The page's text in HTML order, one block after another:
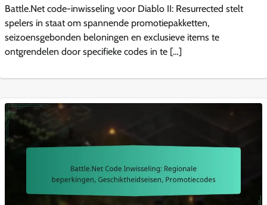
Battle.Net code-inwisseling voor Diablo II: Resurrected stelt
spelers in staat om spannende promotiepakketten,
seizoensgebonden beloningen en exclusieve items te
ontgrendelen door specifieke codes in te […]